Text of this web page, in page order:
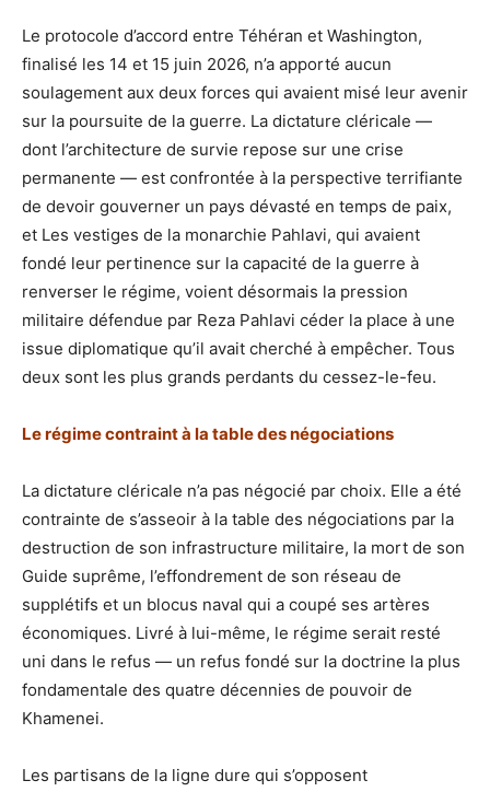
Le protocole d’accord entre Téhéran et Washington,
finalisé les 14 et 15 juin 2026, n’a apporté aucun
soulagement aux deux forces qui avaient misé leur avenir
sur la poursuite de la guerre. La dictature cléricale —
dont l’architecture de survie repose sur une crise
permanente — est confrontée à la perspective terrifiante
de devoir gouverner un pays dévasté en temps de paix,
et Les vestiges de la monarchie Pahlavi, qui avaient
fondé leur pertinence sur la capacité de la guerre à
renverser le régime, voient désormais la pression
militaire défendue par Reza Pahlavi céder la place à une
issue diplomatique qu’il avait cherché à empêcher. Tous
deux sont les plus grands perdants du cessez-le-feu.
Le régime contraint à la table des négociations
La dictature cléricale n’a pas négocié par choix. Elle a été
contrainte de s’asseoir à la table des négociations par la
destruction de son infrastructure militaire, la mort de son
Guide suprême, l’effondrement de son réseau de
supplétifs et un blocus naval qui a coupé ses artères
économiques. Livré à lui-même, le régime serait resté
uni dans le refus — un refus fondé sur la doctrine la plus
fondamentale des quatre décennies de pouvoir de
Khamenei.
Les partisans de la ligne dure qui s’opposent